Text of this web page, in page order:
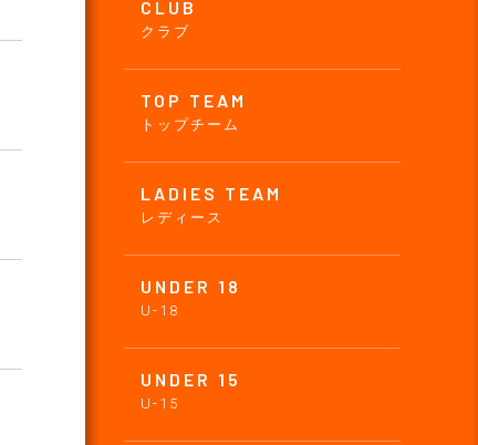
CLUB
クラブ
TOP TEAM
トップチーム
LADIES TEAM
レディース
UNDER 18
U-18
UNDER 15
U-15